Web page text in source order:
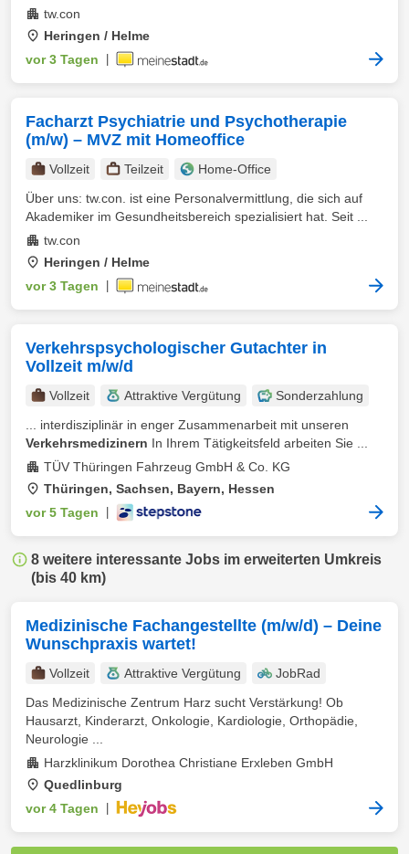
tw.con
Heringen / Helme
vor 3 Tagen
Facharzt Psychiatrie und Psychotherapie
(m/w) – MVZ mit Homeoffice
Vollzeit Teilzeit
Home-Office
Über uns: tw.con. ist eine Personalvermittlung, die sich auf
Akademiker im Gesundheitsbereich spezialisiert hat. Seit ...
tw.con
Heringen / Helme
vor 3 Tagen
Verkehrspsychologischer Gutachter in
Vollzeit m/w/d
Vollzeit Attraktive Vergütung
Sonderzahlung
... interdisziplinär in enger Zusammenarbeit mit unseren
Verkehrsmedizinern In Ihrem Tätigkeitsfeld arbeiten Sie ...
TÜV Thüringen Fahrzeug GmbH & Co. KG
Thüringen, Sachsen, Bayern, Hessen
vor 5 Tagen
8 weitere interessante Jobs im erweiterten Umkreis
(bis 40 km)
Medizinische Fachangestellte (m/w/d) – Deine
Wunschpraxis wartet!
Vollzeit Attraktive Vergütung
JobRad
Das Medizinische Zentrum Harz sucht Verstärkung! Ob
Hausarzt, Kinderarzt, Onkologie, Kardiologie, Orthopädie,
Neurologie ...
Harzklinikum Dorothea Christiane Erxleben GmbH
Quedlinburg
vor 4 Tagen